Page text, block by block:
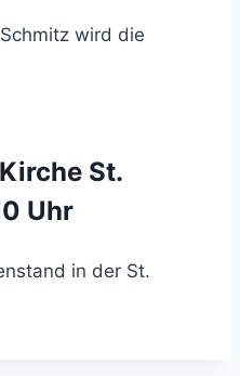
wird die
St.
Uhr
in der St.